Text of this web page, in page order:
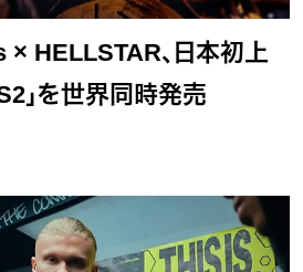
HELLSTAR、日本初上
」を世界同時発売